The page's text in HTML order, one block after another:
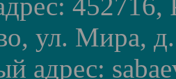
452716,
ул. Мира,
адрес: